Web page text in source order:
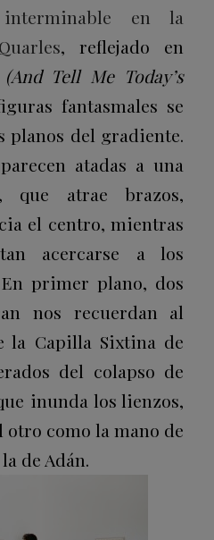
en la
, reflejado en
(And Tell Me Today’s
fantasmales se
planos del gradiente.
atadas a una
que atrae brazos,
el centro, mientras
acercarse a los
primer plano, dos
nos recuerdan al
la Capilla Sixtina de
del colapso de
inunda los lienzos,
otro como la mano de
de Adán.